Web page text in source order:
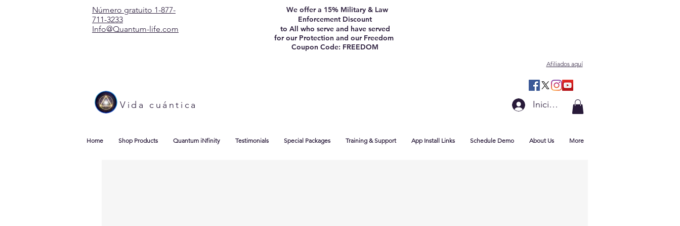
Número gratuito 1-877-
711-3233
Info@Quantum-life.com
We offer a 15% Military & Law
Enforcement Discount
to All who serve and have served
for our Protection and our Freedom
Coupon Code: FREEDOM
Afiliados aquí
Vida cuántica Iniciar sesión
Home Shop Products Quantum iNfinity Testimonials Special Packages Training & Support App Install Links Schedule Demo About Us More